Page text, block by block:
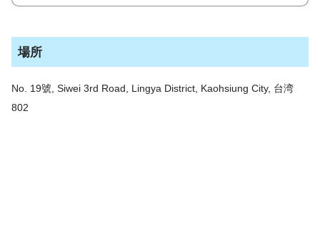
場所
No. 19號, Siwei 3rd Road, Lingya District, Kaohsiung City, 台湾
802